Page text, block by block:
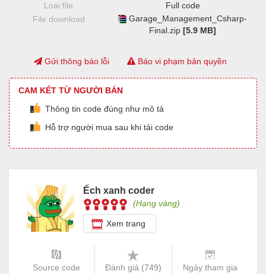
Loại file
Full code
File download
Garage_Management_Csharp-
Final.zip [5.9 MB]
Gửi thông báo lỗi Báo vi phạm bản quyền
CAM KẾT TỪ NGƯỜI BÁN
Thông tin code đúng như mô tả
Hỗ trợ người mua sau khi tải code
Ếch xanh coder
(Hạng vàng)
Xem trang
Source code Đánh giá (749) Ngày tham gia